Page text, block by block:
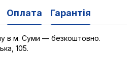
Оплата Гарантія
в м. Суми — безкоштовно.
105.